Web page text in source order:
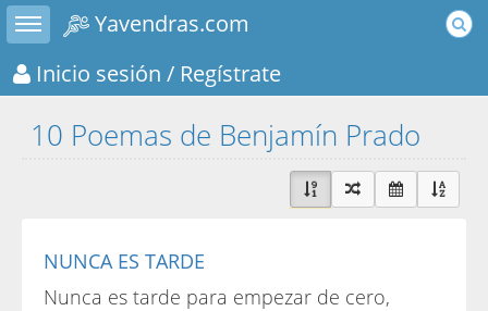
Toggle sidebar
Yavendras.com
Inicio sesión / Regístrate
10 Poemas de Benjamín Prado
NUNCA ES TARDE
Nunca es tarde para empezar de cero,